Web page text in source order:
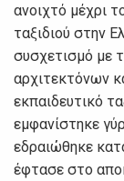
ανοιχτό μέχρι
ταξιδιού στην
συσχετισμό με
αρχιτεκτόνων
εκπαιδευτικό
εμφανίστηκε
εδραιώθηκε
έφτασε στο